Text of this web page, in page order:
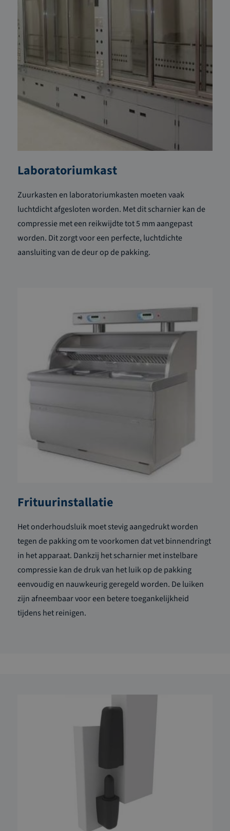
Laboratoriumkast
Zuurkasten en laboratoriumkasten moeten vaak
luchtdicht afgesloten worden. Met dit scharnier kan de
compressie met een reikwijdte tot 5 mm aangepast
worden. Dit zorgt voor een perfecte, luchtdichte
aansluiting van de deur op de pakking.
Frituurinstallatie
Het onderhoudsluik moet stevig aangedrukt worden
tegen de pakking om te voorkomen dat vet binnendringt
in het apparaat. Dankzij het scharnier met instelbare
compressie kan de druk van het luik op de pakking
eenvoudig en nauwkeurig geregeld worden. De luiken
zijn afneembaar voor een betere toegankelijkheid
tijdens het reinigen.